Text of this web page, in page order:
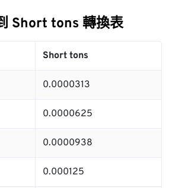
Short tons 轉換表
Short tons
0.0000313
0.0000625
0.0000938
0.000125